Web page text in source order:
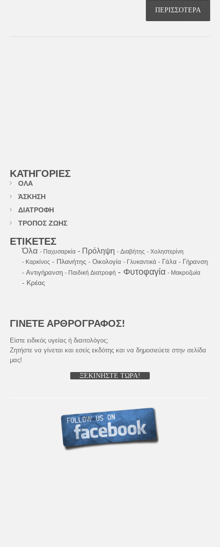
ΠΕΡΙΣΣΟΤΕΡΑ
ΚΑΤΗΓΟΡΙΕΣ
ΟΛΑ
ΆΣΚΗΣΗ
ΔΙΑΤΡΟΦΗ
ΤΡΟΠΟΣ ΖΩΗΣ
ΕΤΙΚΕΤΕΣ
Όλα - Παχυσαρκία - Πρόληψη - Διαβήτης - Χοληστερίνη
- Καρκίνος - Πλανήτης - Οικολογία - Γλυκαντικά - Γάλα - Γήρανση
- Αντιγήρανση - Παιδική Διατροφή - Φυτοφαγία - Μακροζωία
- Κρέας
ΓΙΝΕΤΕ ΑΡΘΡΟΓΡΑΦΟΣ!
Είστε ειδικός υγείας ή διαιτολόγος;
Ζητήστε να γίνεται και εσείς εκδότης και να δημοσιεύετε στην σελίδα
μας!
ΞΕΚΙΝΗΣΤΕ ΤΩΡΑ!